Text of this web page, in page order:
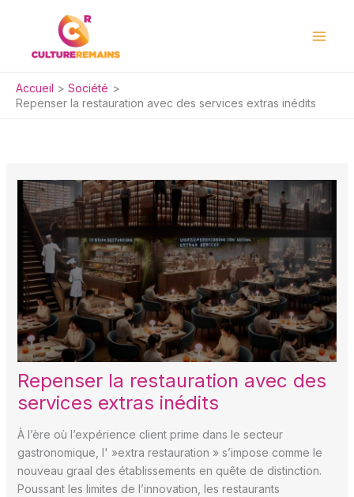
Accueil
Société
Repenser la restauration avec des services extras inédits
Repenser la restauration avec des
services extras inédits
À l’ère où l’expérience client prime dans le secteur
gastronomique, l' »extra restauration » s’impose comme le
nouveau graal des établissements en quête de distinction.
Poussant les limites de l’innovation, les restaurants